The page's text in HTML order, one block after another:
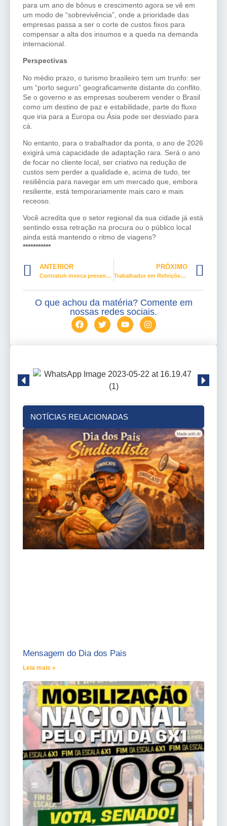
para um ano de bônus e crescimento agora se vê em
um modo de “sobrevivência”, onde a prioridade das
empresas passa a ser o corte de custos fixos para
compensar a alta dos insumos e a queda na demanda
internacional.
Perspectivas
No médio prazo, o turismo brasileiro tem um trunfo: ser
um “porto seguro” geograficamente distante do conflito.
Se o governo e as empresas souberem vender o Brasil
como um destino de paz e estabilidade, parte do fluxo
que iria para a Europa ou Ásia pode ser desviado para
cá.
No entanto, para o trabalhador da ponta, o ano de 2026
exigirá uma capacidade de adaptação rara. Será o ano
de focar no cliente local, ser criativo na redução de
custos sem perder a qualidade e, acima de tudo, ter
resiliência para navegar em um mercado que, embora
resiliente, está temporariamente mais caro e mais
receoso.
Você acredita que o setor regional da sua cidade já está
sentindo essa retração na procura ou o público local
ainda está mantendo o ritmo de viagens?
***********
ANTERIOR
Contratuh invoca presença dos trabalhadores, dia 15, em Brasília
PRÓXIMO
Trabalhador em Refeições Coletivas terá profissão regulamentada por lei
O que achou da matéria? Comente em
nossas redes sociais.
NOTÍCIAS RELACIONADAS
Mensagem do Dia dos Pais
Leia mais »